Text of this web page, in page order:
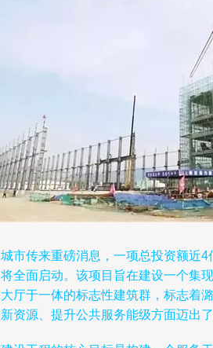
市传来重磅消息，一项总投资额近
全面启动。该项目旨在建设一个集
厅于一体的标志性建筑群，标志着
资源、提升公共服务能级方面迈出